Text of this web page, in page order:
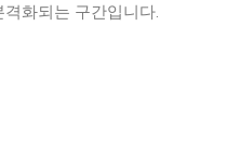
화되는 구간입니다.